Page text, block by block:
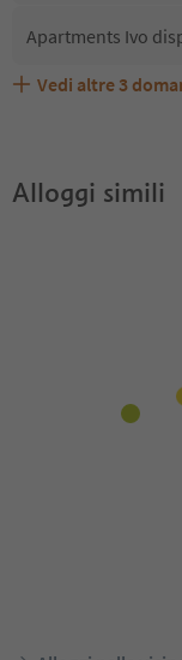
Apartments Ivo
Apartments Ivo
Quali servizi/
Gli ospiti di
Vedi altre 3
Alloggi simili